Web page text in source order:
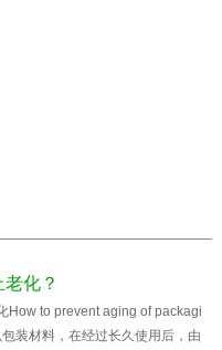
化？
How to prevent aging of packagi
装材料，在经过长久使用后，由